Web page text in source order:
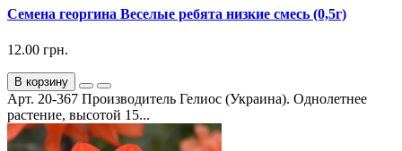
Семена георгина Веселые ребята низкие смесь (0,5г)
12.00 грн.
В корзину
Арт. 20-367 Производитель Гелиос (Украина). Однолетнее
растение, высотой 15...